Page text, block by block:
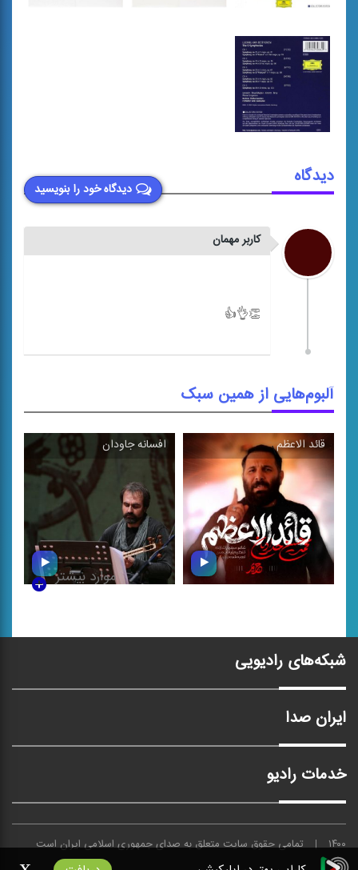
دیدگاه خود را بنویسید
دیدگاه
کاربر مهمان
آلبوم‌هایی از همین سبک
قائد الاعظم\
قائد الاعظم
افسانه جاودان
موارد بیشتر
شبکه‌های رادیویی
ایران صدا
خدمات رادیو
۱۴۰۰ تمامی حقوق سایت متعلق بهصدایجمهوری اسلامی ایران است